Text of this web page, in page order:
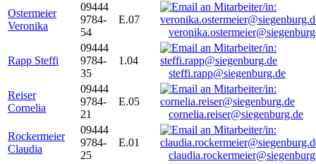
Ostermeier
Veronika
09444
9784-
54
E.07
Rapp Steffi
09444
9784-
35
1.04
steffi.rapp@siegenburg.de
Reiser
Cornelia
09444
9784-
21
E.05
cornelia.reiser@siegenburg.de
Rockermeier
Claudia
09444
9784-
25
E.01